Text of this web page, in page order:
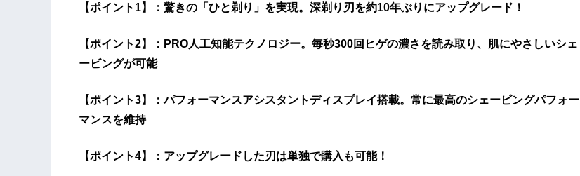
【ポイント1】：驚きの「ひと剃り」を実現。深剃り刃を約10年ぶりにアップグレード！
【ポイント2】：PRO人工知能テクノロジー。毎秒300回ヒゲの濃さを読み取り、肌にやさしいシェ
ービングが可能
【ポイント3】：パフォーマンスアシスタントディスプレイ搭載。常に最高のシェービングパフォー
マンスを維持
【ポイント4】：アップグレードした刃は単独で購入も可能！